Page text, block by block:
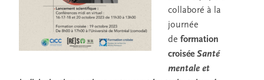
collaboré à la
journée
de formation
croiséeSanté
mentale et